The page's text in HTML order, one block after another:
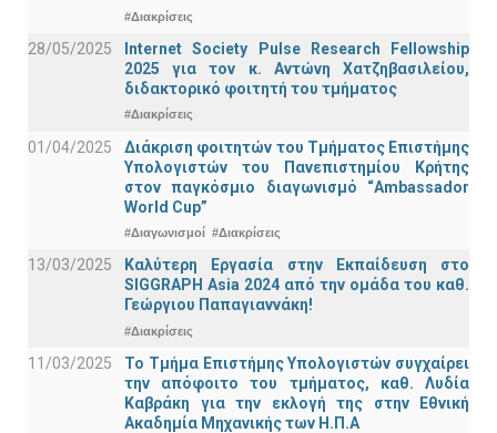
#Διακρίσεις
28/05/2025
Internet Society Pulse Research Fellowship
2025 για τον κ. Αντώνη Χατζηβασιλείου,
διδακτορικό φοιτητή του τμήματος
#Διακρίσεις
01/04/2025
Διάκριση φοιτητών του Τμήματος Επιστήμης
Υπολογιστών του Πανεπιστημίου Κρήτης
στον παγκόσμιο διαγωνισμό “Ambassador
World Cup”
#Διαγωνισμοί #Διακρίσεις
13/03/2025
Καλύτερη Εργασία στην Εκπαίδευση στο
SIGGRAPH Asia 2024 από την ομάδα του καθ.
Γεώργιου Παπαγιαννάκη!
#Διακρίσεις
11/03/2025
Το Τμήμα Επιστήμης Υπολογιστών συγχαίρει
την απόφοιτο του τμήματος, καθ. Λυδία
Καβράκη για την εκλογή της στην Εθνική
Ακαδημία Μηχανικής των Η.Π.Α